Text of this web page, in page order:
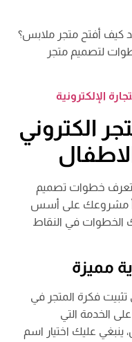
كيف أفتح متجر ملابس؟
لتصميم متجر
الكتروني
خطوات تصميم
مشروعك على أسس
الخطوات في النقاط
تثبيت فكرة المتجر في
الخدمة التي
عليك اختيار اسم